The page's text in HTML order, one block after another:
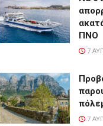
ΠΝΟ
7
7